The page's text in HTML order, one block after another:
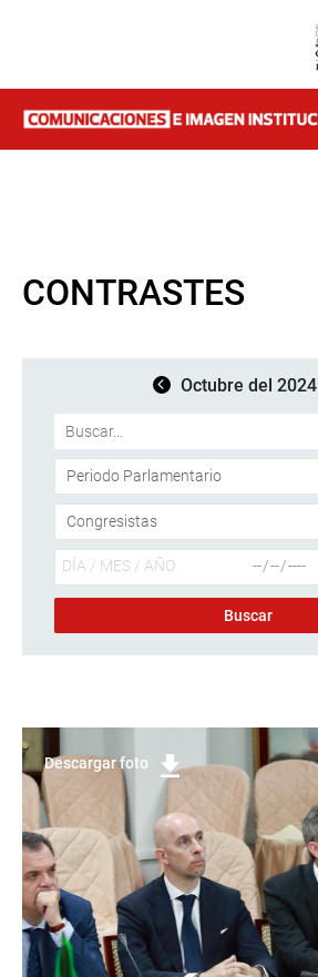
CONTRASTES
Octubre del 2024
Descargar foto